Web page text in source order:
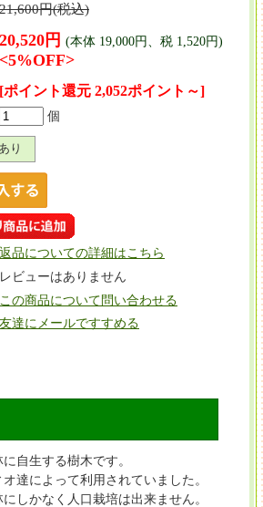
21,600円(税込)
20,520円 (本体 19,000円、税 1,520円)
<5%OFF>
[ポイント還元 2,052ポイント～]
個
り
返品についての詳細はこちら
レビューはありません
この商品について問い合わせる
友達にメールですすめる
自生する樹木です。
達によって利用されていました。
しかなく人口栽培は出来ません。